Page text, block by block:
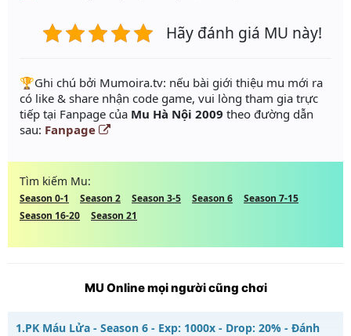
Hãy đánh giá MU này!
️🏆Ghi chú bởi Mumoira.tv: nếu bài giới thiệu mu mới ra
có like & share nhận code game, vui lòng tham gia trực
tiếp tại Fanpage của Mu Hà Nội 2009 theo đường dẫn
sau: Fanpage
Tìm kiếm Mu:
Season 0-1 Season 2 Season 3-5 Season 6
Season 7-15
Season 16-20
Season 21
MU Online mọi người cũng chơi
1.PK Máu Lửa - Season 6 - Exp: 1000x - Drop: 20% - Đánh